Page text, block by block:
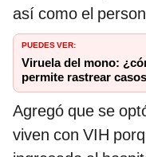
así como el
PUEDES VER:
Viruela del mono:
permite rastrear
Agregó que se
viven con VIH